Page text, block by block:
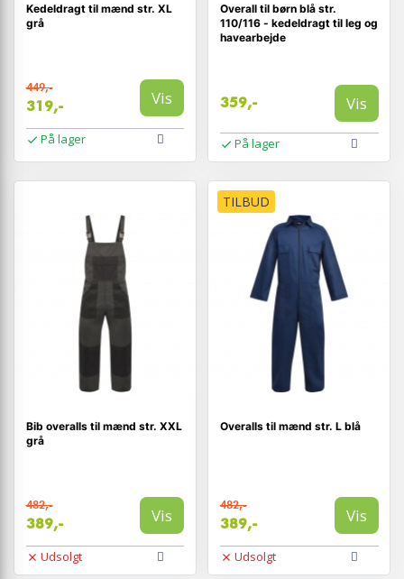
Kedeldragt til mænd str. XL
grå
449,-
319,- Vis
På lager
Overall til børn blå str.
110/116 - kedeldragt til leg og
havearbejde
359,- Vis
På lager
Bib overalls til mænd str. XXL
grå
482,-
389,- Vis
Udsolgt
TILBUD
Overalls til mænd str. L blå
482,-
389,- Vis
Udsolgt